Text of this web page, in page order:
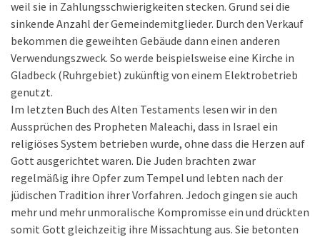
weil sie in Zahlungsschwierigkeiten stecken. Grund sei die
sinkende Anzahl der Gemeindemitglieder. Durch den Verkauf
bekommen die geweihten Gebäude dann einen anderen
Verwendungszweck. So werde beispielsweise eine Kirche in
Gladbeck (Ruhrgebiet) zukünftig von einem Elektrobetrieb
genutzt.
Im letzten Buch des Alten Testaments lesen wir in den
Aussprüchen des Propheten Maleachi, dass in Israel ein
religiöses System betrieben wurde, ohne dass die Herzen auf
Gott ausgerichtet waren. Die Juden brachten zwar
regelmäßig ihre Opfer zum Tempel und lebten nach der
jüdischen Tradition ihrer Vorfahren. Jedoch gingen sie auch
mehr und mehr unmoralische Kompromisse ein und drückten
somit Gott gleichzeitig ihre Missachtung aus. Sie betonten